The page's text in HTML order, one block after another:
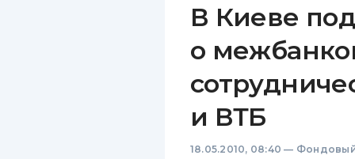
В Киеве
о
и ВТБ
18.05.2010, 08:40 —